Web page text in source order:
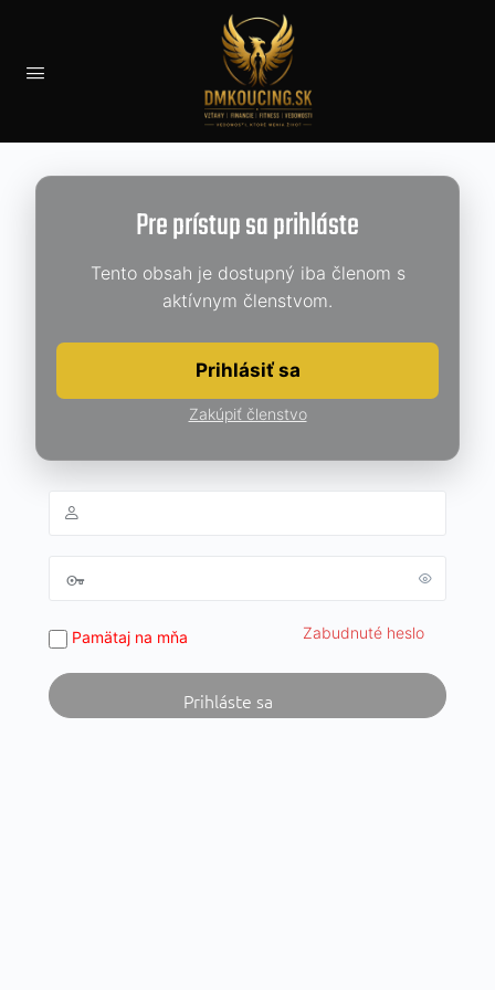
Pre prístup sa prihláste
Tento obsah je dostupný iba členom s
aktívnym členstvom.
Prihlásiť sa
Zakúpiť členstvo
Pamätaj na mňa Zabudnuté heslo